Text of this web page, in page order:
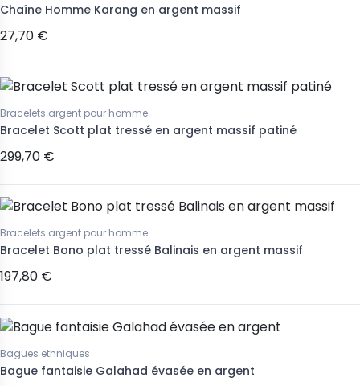
Chaîne Homme Karang en argent massif
27,70 €
Bracelets argent pour homme
Bracelet Scott plat tressé en argent massif patiné
299,70 €
Bracelets argent pour homme
Bracelet Bono plat tressé Balinais en argent massif
197,80 €
Bagues ethniques
Bague fantaisie Galahad évasée en argent